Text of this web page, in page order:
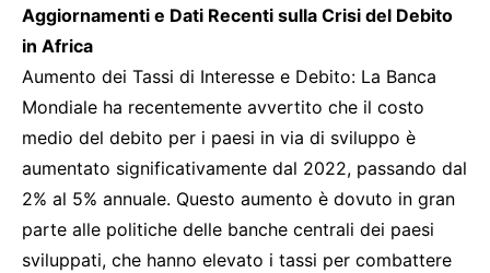
Aggiornamenti e Dati Recenti sulla Crisi del Debito
in Africa
Aumento dei Tassi di Interesse e Debito: La Banca
Mondiale ha recentemente avvertito che il costo
medio del debito per i paesi in via di sviluppo è
aumentato significativamente dal 2022, passando dal
2% al 5% annuale. Questo aumento è dovuto in gran
parte alle politiche delle banche centrali dei paesi
sviluppati, che hanno elevato i tassi per combattere